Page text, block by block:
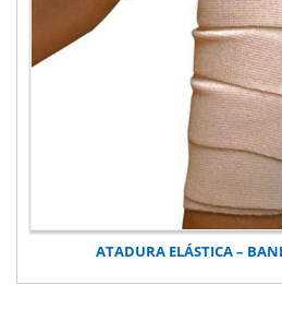
ATADURA ELÁSTICA –